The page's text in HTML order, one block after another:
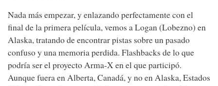
Nada más empezar, y enlazando perfectamente con el
final de la primera película, vemos a Logan (Lobezno) en
Alaska, tratando de encontrar pistas sobre un pasado
confuso y una memoria perdida. Flashbacks de lo que
podría ser el proyecto Arma-X en el que participó.
Aunque fuera en Alberta, Canadá, y no en Alaska, Estados